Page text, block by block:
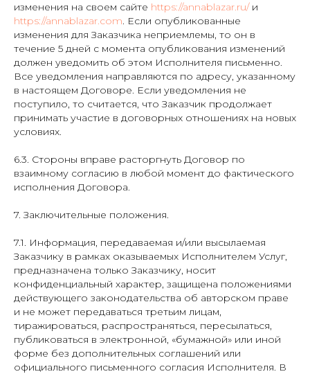
изменения на своем сайте https://annablazar.ru/и
https://annablazar.com. Если опубликованные
изменения для Заказчика неприемлемы, то он в
течение 5 дней с момента опубликования изменений
должен уведомить об этом Исполнителя письменно.
Все уведомления направляются по адресу, указанному
в настоящем Договоре. Если уведомления не
поступило, то считается, что Заказчик продолжает
принимать участие в договорных отношениях на новых
условиях.
6.3. Стороны вправе расторгнуть Договор по
взаимному согласию в любой момент до фактического
исполнения Договора.
7. Заключительные положения.
7.1. Информация, передаваемая и/или высылаемая
Заказчику в рамках оказываемых Исполнителем Услуг,
предназначена только Заказчику, носит
конфиденциальный характер, защищена положениями
действующего законодательства об авторском праве
и не может передаваться третьим лицам,
тиражироваться, распространяться, пересылаться,
публиковаться в электронной, «бумажной» или иной
форме без дополнительных соглашений или
официального письменного согласия Исполнителя. В